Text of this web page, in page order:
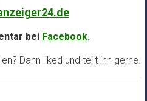
bei Facebook.
Dann liked und teilt ihn gerne.